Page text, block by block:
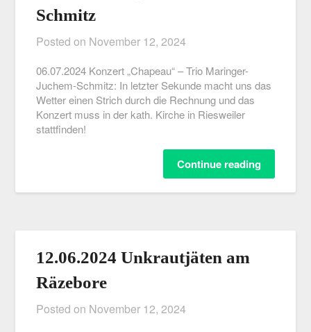
Schmitz
Posted on November 12, 2024
06.07.2024 Konzert „Chapeau“ – Trio Maringer-
Juchem-Schmitz: In letzter Sekunde macht uns das
Wetter einen Strich durch die Rechnung und das
Konzert muss in der kath. Kirche in Riesweiler
stattfinden!
Continue reading
12.06.2024 Unkrautjäten am
Räzebore
Posted on November 12, 2024